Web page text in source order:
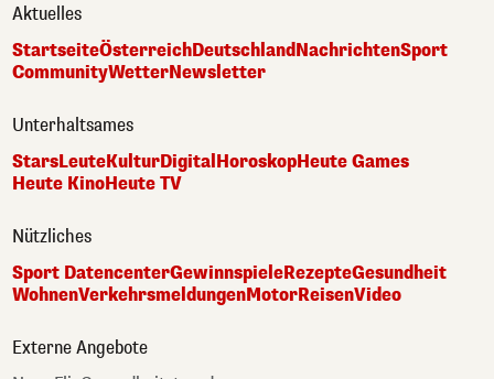
Aktuelles
StartseiteÖsterreichDeutschlandNachrichtenSport
CommunityWetterNewsletter
Unterhaltsames
StarsLeuteKulturDigitalHoroskopHeute Games
Heute KinoHeute TV
Nützliches
Sport DatencenterGewinnspieleRezepteGesundheit
WohnenVerkehrsmeldungenMotorReisenVideo
Externe Angebote